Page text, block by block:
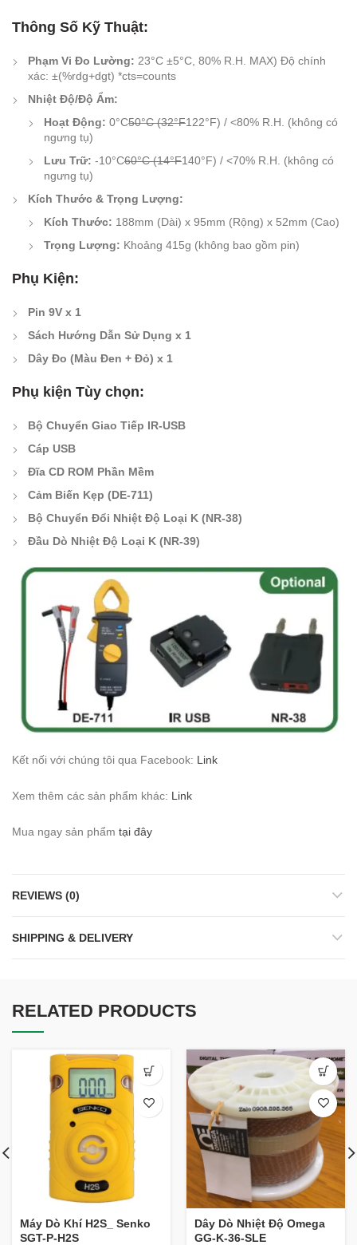
Thông Số Kỹ Thuật:
Phạm Vi Đo Lường: 23°C ±5°C, 80% R.H. MAX) Độ chính
xác: ±(%rdg+dgt) *cts=counts
Nhiệt Độ/Độ Ẩm:
Hoạt Động: 0°C50°C (32°F122°F) / <80% R.H. (không có
ngưng tụ)
Lưu Trữ: -10°C60°C (14°F140°F) / <70% R.H. (không có
ngưng tụ)
Kích Thước & Trọng Lượng:
Kích Thước: 188mm (Dài) x 95mm (Rộng) x 52mm (Cao)
Trọng Lượng: Khoảng 415g (không bao gồm pin)
Phụ Kiện:
Pin 9V x 1
Sách Hướng Dẫn Sử Dụng x 1
Dây Đo (Màu Đen + Đỏ) x 1
Phụ kiện Tùy chọn:
Bộ Chuyển Giao Tiếp IR-USB
Cáp USB
Đĩa CD ROM Phần Mềm
Cảm Biến Kẹp (DE-711)
Bộ Chuyển Đổi Nhiệt Độ Loại K (NR-38)
Đầu Dò Nhiệt Độ Loại K (NR-39)
Kết nối với chúng tôi qua Facebook: Link
Xem thêm các sản phẩm khác: Link
Mua ngay sản phẩm tại đây
REVIEWS (0)
SHIPPING & DELIVERY
RELATED PRODUCTS
Máy Dò Khí H2S_ Senko
SGT-P-H2S
Dây Dò Nhiệt Độ Omega
GG-K-36-SLE